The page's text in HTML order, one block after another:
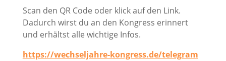
Scan den QR Code oder klick auf den Link.
Dadurch wirst du an den Kongress erinnert
und erhältst alle wichtige Infos.
https://wechseljahre-kongress.de/telegram